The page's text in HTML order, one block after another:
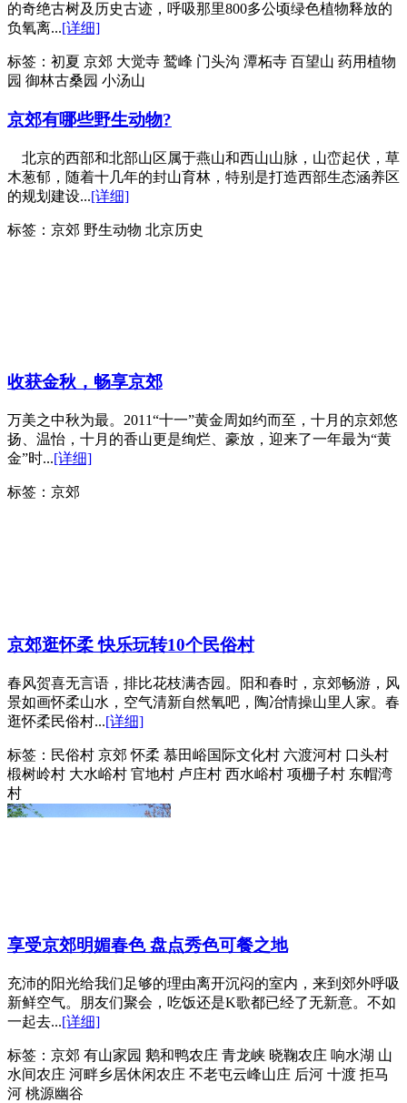
的奇绝古树及历史古迹，呼吸那里800多公顷绿色植物释放的
负氧离...[详细]
标签： 初夏 京郊 大觉寺 鹫峰 门头沟 潭柘寺 百望山 药用植物
园 御林古桑园 小汤山
京郊有哪些野生动物?
北京的西部和北部山区属于燕山和西山山脉，山峦起伏，草
木葱郁，随着十几年的封山育林，特别是打造西部生态涵养区
的规划建设...[详细]
标签： 京郊 野生动物 北京历史
收获金秋，畅享京郊
万美之中秋为最。2011“十一”黄金周如约而至，十月的京郊悠
扬、温怡，十月的香山更是绚烂、豪放，迎来了一年最为“黄
金”时...[详细]
标签： 京郊
京郊逛怀柔 快乐玩转10个民俗村
春风贺喜无言语，排比花枝满杏园。阳和春时，京郊畅游，风
景如画怀柔山水，空气清新自然氧吧，陶冶情操山里人家。春
逛怀柔民俗村...[详细]
标签： 民俗村 京郊 怀柔 慕田峪国际文化村 六渡河村 口头村
椴树岭村 大水峪村 官地村 卢庄村 西水峪村 项栅子村 东帽湾
村
享受京郊明媚春色 盘点秀色可餐之地
充沛的阳光给我们足够的理由离开沉闷的室内，来到郊外呼吸
新鲜空气。朋友们聚会，吃饭还是K歌都已经了无新意。不如
一起去...[详细]
标签： 京郊 有山家园 鹅和鸭农庄 青龙峡 晓鞠农庄 响水湖 山
水间农庄 河畔乡居休闲农庄 不老屯云峰山庄 后河 十渡 拒马
河 桃源幽谷